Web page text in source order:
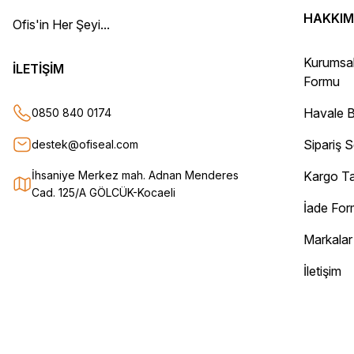
Teşekkür ederim.
Sorunsuz bir şekilde elimize ulaştı. Güvenle alışveriş yapabileceğiniz
Can Yurtseven | 06/12/2025
Ofis'in Her Şeyi...
İLETİŞİM
0850 840 0174
destek@ofiseal.com
İhsaniye Merkez mah. Adnan Menderes
Cad. 125/A GÖLCÜK-Kocaeli
Formu
Havale
Sipariş
Kargo
İade
Markalar
İletişim